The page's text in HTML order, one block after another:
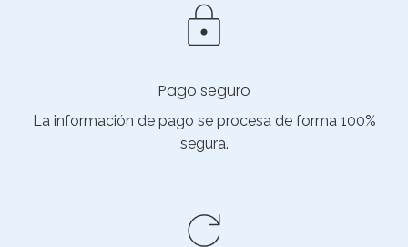
Pago seguro
La información de pago se procesa de forma 100%
segura.